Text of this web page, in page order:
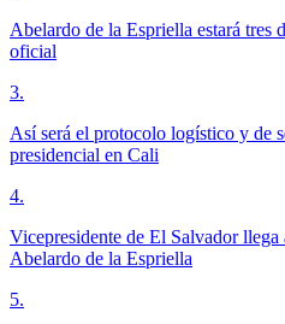
Abelardo de la Espriella estará tres
oficial
3.
Así será el protocolo logístico y de
presidencial en Cali
4.
Vicepresidente de El Salvador llega
Abelardo de la Espriella
5.